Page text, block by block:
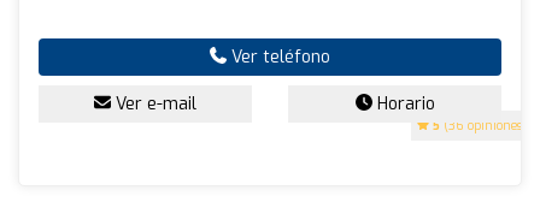
5 (36 opiniones)
Ver teléfono
Ver e-mail Horario